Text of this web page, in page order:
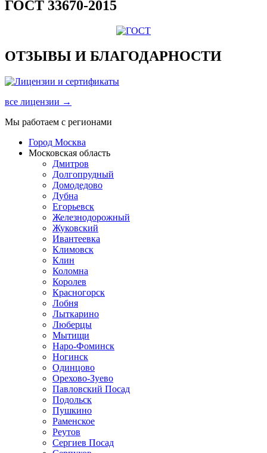
ГОСТ 33670-2015
ОТЗЫВЫ И БЛАГОДАРНОСТИ
все лицензии →
Мы работаем с регионами
Город Москва
Московская область
Дмитров
Долгопрудный
Домодедово
Дубна
Егорьевск
Железнодорожный
Жуковский
Ивантеевка
Климовск
Клин
Коломна
Королев
Красногорск
Лобня
Лыткарино
Люберцы
Мытищи
Наро-Фоминск
Ногинск
Одинцово
Орехово-Зуево
Павловский Посад
Подольск
Пушкино
Раменское
Реутов
Сергиев Посад